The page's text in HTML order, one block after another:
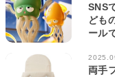
SNS
ども
ール
両手